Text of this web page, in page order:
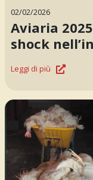
02/02/2026
Aviaria
shock
Leggi di più